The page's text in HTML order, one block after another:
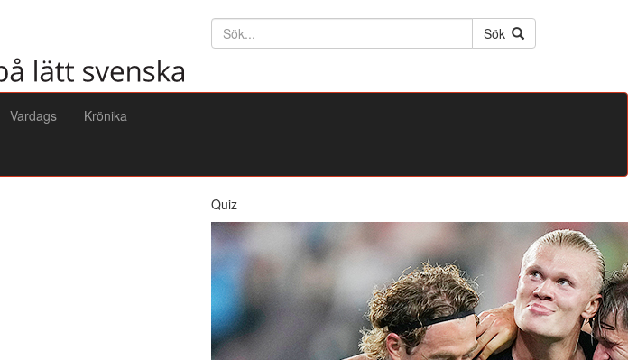
Söktext
Sök
Vardags Krönika
Quiz